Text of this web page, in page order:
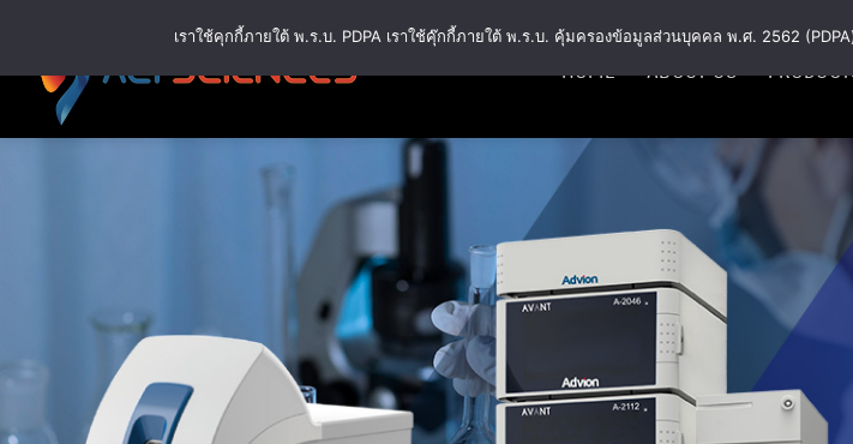
content
HOME ABOUT US
เราใช้คุกกี้ภายใต้ พ.ร.บ. PDPA เราใช้คุ๊กกี้ภายใต้ พ.ร.บ. คุ้มครองข้อมูลส่วนบุคคล พ.ศ. 2562